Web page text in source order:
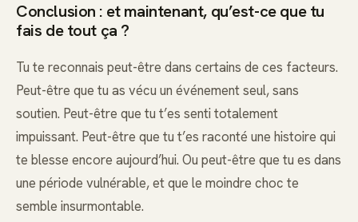
Conclusion : et maintenant, qu’est-ce que tu
fais de tout ça ?
Tu te reconnais peut-être dans certains de ces facteurs.
Peut-être que tu as vécu un événement seul, sans
soutien. Peut-être que tu t’es senti totalement
impuissant. Peut-être que tu t’es raconté une histoire qui
te blesse encore aujourd’hui. Ou peut-être que tu es dans
une période vulnérable, et que le moindre choc te
semble insurmontable.